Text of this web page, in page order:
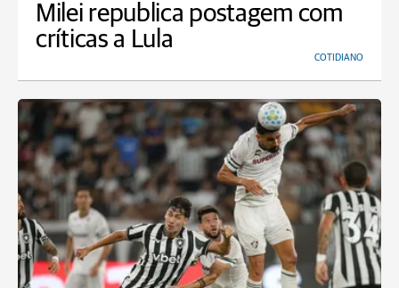
Milei republica postagem com
críticas a Lula
COTIDIANO